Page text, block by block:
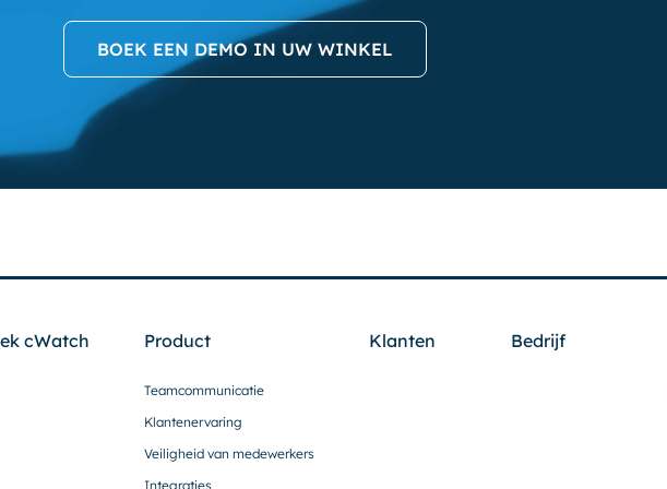
BOEK EEN DEMO IN UW WINKEL
cWatch Product
Teamcommunicatie
Klantenervaring
Veiligheid van medewerkers
Integraties
Klanten Bedrijf